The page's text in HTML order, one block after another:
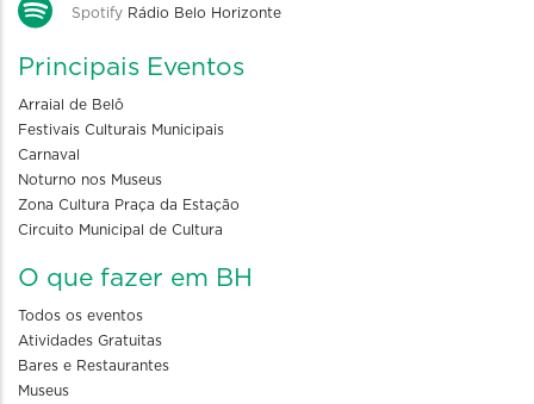
Spotify Rádio Belo Horizonte
Principais Eventos
Arraial de Belô
Festivais Culturais Municipais
Carnaval
Noturno nos Museus
Zona Cultura Praça da Estação
Circuito Municipal de Cultura
O que fazer em BH
Todos os eventos
Atividades Gratuitas
Bares e Restaurantes
Museus